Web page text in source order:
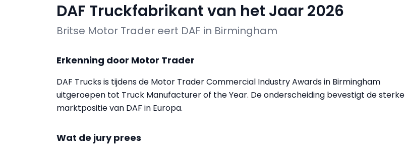
DAF Truckfabrikant van het Jaar 2026
Britse Motor Trader eert DAF in Birmingham
Erkenning door Motor Trader
DAF Trucks is tijdens de Motor Trader Commercial Industry Awards in Birmingham
uitgeroepen tot Truck Manufacturer of the Year. De onderscheiding bevestigt de sterke
marktpositie van DAF in Europa.
Wat de jury prees